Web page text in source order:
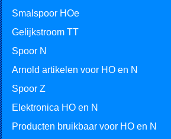
Smalspoor HOe
Gelijkstroom TT
Spoor N
Arnold artikelen voor HO en N
Spoor Z
Elektronica HO en N
Producten bruikbaar voor HO en N